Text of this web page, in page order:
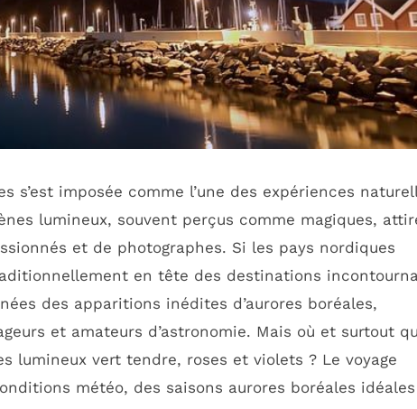
s’est imposée comme l’une des expériences
lumineux, souvent perçus comme magiques,
et de photographes. Si les pays nordiques
en tête des destinations
des apparitions inédites d’aurores boréales,
et amateurs d’astronomie. Mais où et surtout
lumineux vert tendre, roses et violets ? Le voyage
météo, des saisons aurores boréales